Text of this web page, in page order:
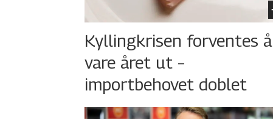
Kyllingkrisen forventes å
vare året ut –
importbehovet doblet